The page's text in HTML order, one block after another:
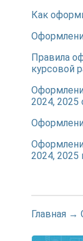
Как
Правила
курсовой
2024, 2025
2024, 2025
Главная →